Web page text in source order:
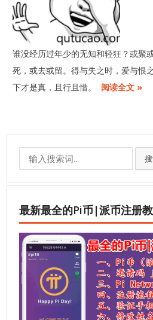
谁没经历过年少的无知和轻狂？或聚
死，或去或留。得与失之时，爱与恨
下才是真，且行且惜。
阅读全文 »
Search
for:
最新最全的Pi币|派币注册